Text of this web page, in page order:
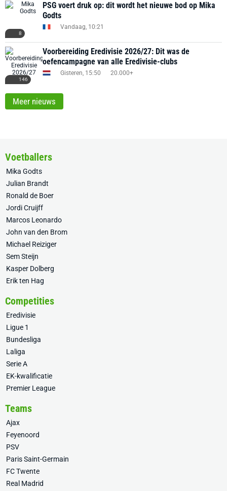
8
PSG voert druk op: dit wordt het nieuwe bod op Mika
Godts
Vandaag, 10:21
146
Voorbereiding Eredivisie 2026/27: Dit was de
oefencampagne van alle Eredivisie-clubs
Gisteren, 15:50 20.000+
Meer nieuws
Voetballers
Mika Godts
Julian Brandt
Ronald de Boer
Jordi Cruijff
Marcos Leonardo
John van den Brom
Michael Reiziger
Sem Steijn
Kasper Dolberg
Erik ten Hag
Competities
Eredivisie
Ligue 1
Bundesliga
Laliga
Serie A
EK-kwalificatie
Premier League
Teams
Ajax
Feyenoord
PSV
Paris Saint-Germain
FC Twente
Real Madrid